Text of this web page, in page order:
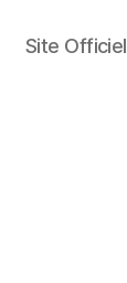
Site Officiel